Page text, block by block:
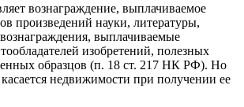
вознаграждение, выплачиваемое
произведений науки, литературы,
выплачиваемые
изобретений, полезных
образцов (п. 18 ст. 217 НК РФ). Но
недвижимости при получении ее